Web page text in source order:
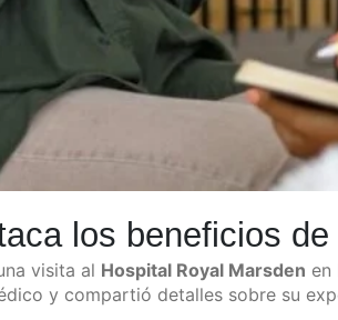
los beneficios
visita al Hospital Royal Marsden en
y compartió detalles sobre su